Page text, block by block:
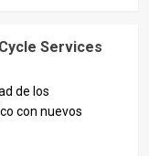
Services
de los
con nuevos